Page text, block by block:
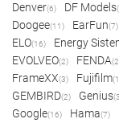
Denver(6) DF Models
Doogee(11) EarFun(7)
ELO(16) Energy
EVOLVEO(2) FENDA
FrameXX(3) Fujifilm
GEMBIRD(2) Genius
Google(16) Hama(7)